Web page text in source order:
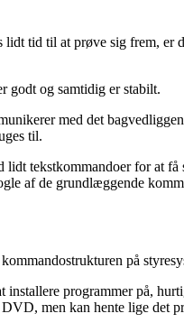
tid til at prøve sig frem, er
godt og samtidig er stabilt.
med det
til.
tekstkommandoer for at
af de grundlæggende
på
installere programmer på,
men kan hente lige det